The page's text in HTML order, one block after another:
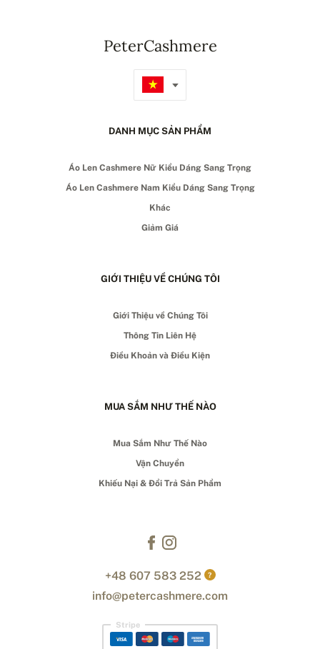
PeterCashmere
DANH MỤC SẢN PHẨM
Áo Len Cashmere Nữ Kiểu Dáng Sang Trọng
Áo Len Cashmere Nam Kiểu Dáng Sang Trọng
Khác
Giảm Giá
GIỚI THIỆU VỀ CHÚNG TÔI
Giới Thiệu về Chúng Tôi
Thông Tin Liên Hệ
Điều Khoản và Điều Kiện
MUA SẮM NHƯ THẾ NÀO
Mua Sắm Như Thế Nào
Vận Chuyển
Khiếu Nại & Đổi Trả Sản Phẩm
+48 607 583 252 ?
info@petercashmere.com
Stripe